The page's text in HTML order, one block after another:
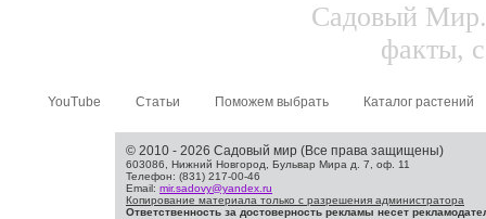
Садовый Мир.
факты,
YouTube Статьи Поможем выбрать Каталог растений
© 2010 - 2026 Садовый мир (Все права защищены)
603086, Нижний Новгород, Бульвар Мира д. 7, оф. 11
Телефон: (831) 217-00-46
Email: mir.sadovy@yandex.ru
Копирование материала только с разрешения администратора
Ответственность за достоверность рекламы несет